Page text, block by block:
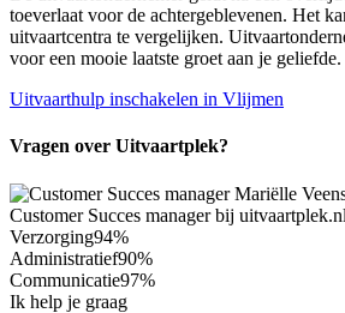
toeverlaat voor de achtergeblevenen. Het
uitvaartcentra te vergelijken.
voor een mooie laatste groet aan je geliefde.
Uitvaarthulp inschakelen in Vlijmen
Vragen over Uitvaartplek?
Customer Succes manager bij uitvaartplek.nl
Verzorging94%
Administratief90%
Communicatie97%
Ik help je graag